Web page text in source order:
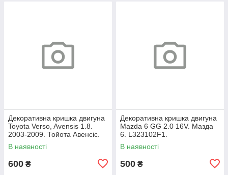
Декоративна кришка двигуна
Toyota Verso, Avensis 1.8.
2003-2009. Тойота Авенсіс.
112120D080.
В наявності
600 ₴
Декоративна кришка двигуна
Mazda 6 GG 2.0 16V. Мазда
6. L323102F1.
В наявності
500 ₴